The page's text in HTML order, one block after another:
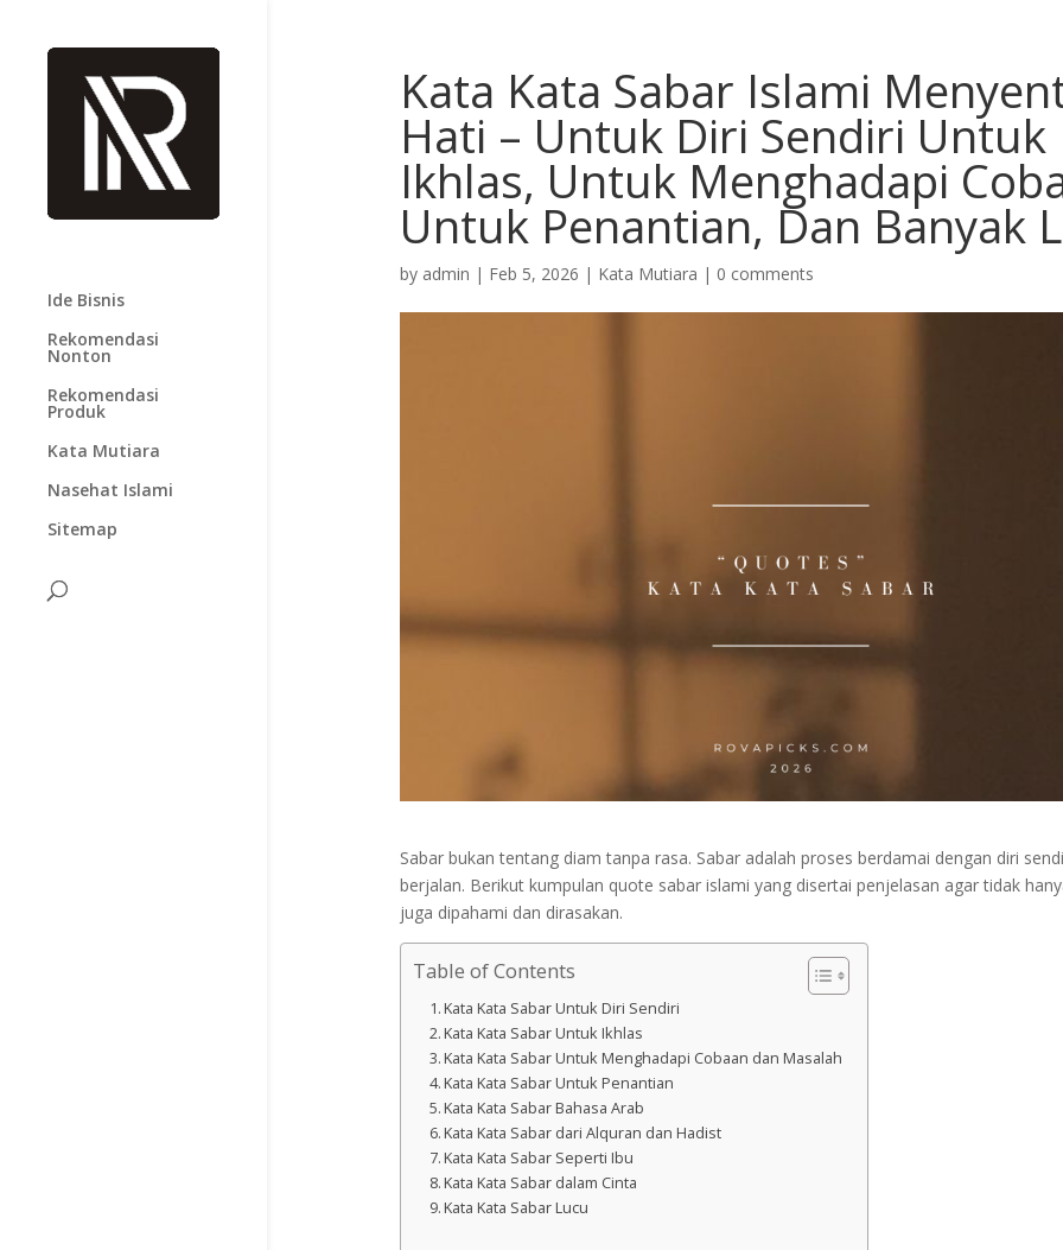
Ide Bisnis
Rekomendasi
Nonton
Rekomendasi
Produk
Kata Mutiara
Nasehat Islami
Sitemap
Kata Kata Sabar Islami
Hati – Untuk Diri Sendiri Untuk
Ikhlas, Untuk Menghadapi
Untuk Penantian, Dan Banyak
by admin | Feb 5, 2026 | Kata Mutiara | 0 comments
Sabar bukan tentang diam tanpa rasa. Sabar adalah proses berdamai dengan diri
berjalan. Berikut kumpulan quote sabar islami yang disertai penjelasan agar tidak
juga dipahami dan dirasakan.
Table of Contents
Kata Kata Sabar Untuk Diri Sendiri
Kata Kata Sabar Untuk Ikhlas
Kata Kata Sabar Untuk Menghadapi Cobaan dan Masalah
Kata Kata Sabar Untuk Penantian
Kata Kata Sabar Bahasa Arab
Kata Kata Sabar dari Alquran dan Hadist
Kata Kata Sabar Seperti Ibu
Kata Kata Sabar dalam Cinta
Kata Kata Sabar Lucu